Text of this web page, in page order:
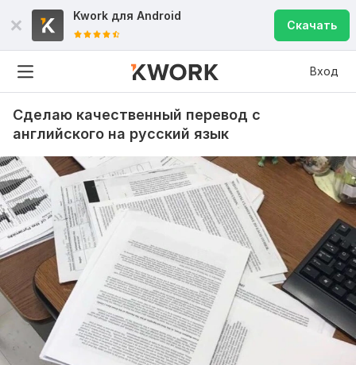
Kwork для Android
Скачать
Вход
Сделаю качественный перевод с
английского на русский язык